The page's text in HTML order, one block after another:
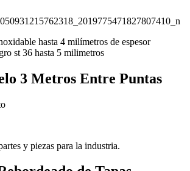
hasta 4 milímetros de espesor
st 36 hasta 5 milimetros
3 Metros Entre Puntas
y piezas para la industria.